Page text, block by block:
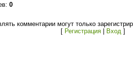
: 0
комментарии могут только
[ Регистрация| Вход ]